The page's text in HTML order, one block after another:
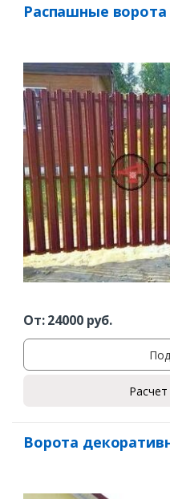
Распашные
От:24000руб.
Ворота